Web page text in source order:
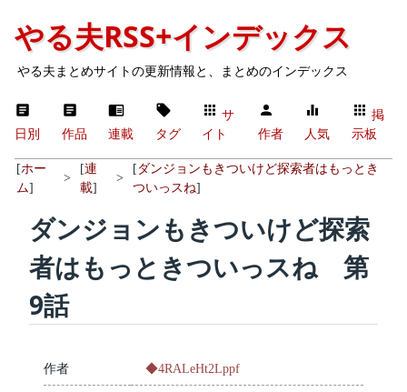
やる夫RSS+インデックス
やる夫まとめサイトの更新情報と、まとめのインデックス
日別 作品 連載 タグ
サ
イト
作者 人気
掲
示板
[ホー
ム]
>
[連
載]
>
[ ダンジョンもきついけど探索者はもっとき
ついっスね]
ダンジョンもきついけど探索
者はもっときついっスね 第
9話
作者 ◆4RALeHt2Lppf